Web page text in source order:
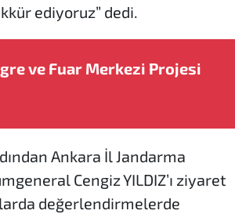
ediyoruz” dedi.
ve Fuar Merkezi Projesi
Ankara İl Jandarma
Cengiz YILDIZ’ı ziyaret
değerlendirmelerde